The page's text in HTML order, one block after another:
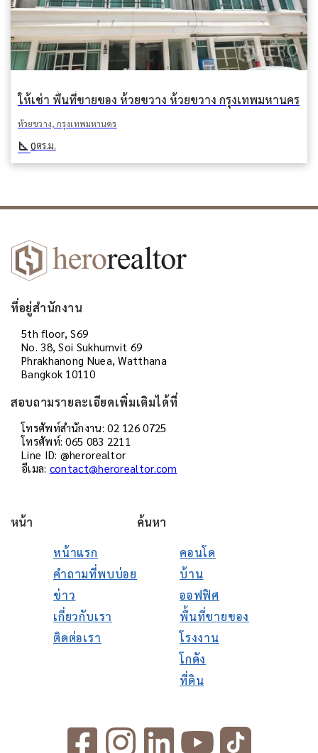
ให้เช่า พื้นที่ขายของ ห้วยขวาง ห้วยขวาง กรุงเทพมหานคร
ห้วยขวาง, กรุงเทพมหานคร
square_foot 0ตร.ม.
ที่อยู่สำนักงาน
5th floor, S69
No. 38, Soi Sukhumvit 69
Phrakhanong Nuea, Watthana
Bangkok 10110
สอบถามรายละเอียดเพิ่มเติมได้ที่
โทรศัพท์สำนักงาน: 02 126 0725
โทรศัพท์: 065 083 2211
Line ID: @herorealtor
อีเมล: contact@herorealtor.com
หน้า
หน้าแรก
คำถามที่พบบ่อย
ข่าว
เกี่ยวกับเรา
ติดต่อเรา
ค้นหา
คอนโด
บ้าน
ออฟฟิศ
พื้นที่ขายของ
โรงงาน
โกดัง
ที่ดิน